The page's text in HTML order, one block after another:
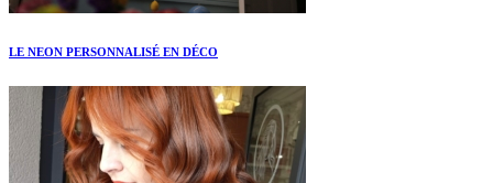
LE NEON PERSONNALISÉ EN DÉCO